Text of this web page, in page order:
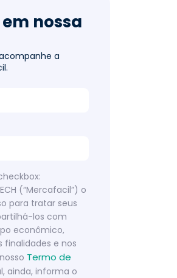
nossa
a
(“Mercafacil”) o
para tratar seus
los com
econômico,
finalidades e nos
Termo de
ainda, informa o